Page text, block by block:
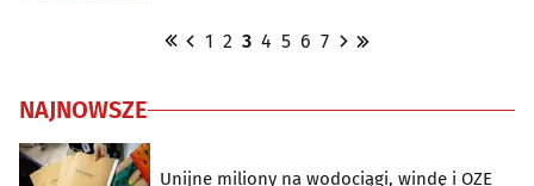
1 2 3 4 5 6 7
NAJNOWSZE
Unijne miliony na wodociągi, windę i OZE